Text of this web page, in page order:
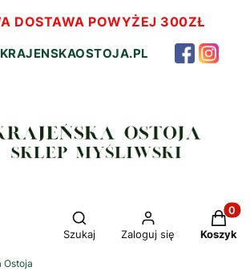
DOSTAWA POWYŻEJ 300ZŁ
Otwórz wyszukiwarkę
Szukaj Zaloguj się Koszyk
Ostoja